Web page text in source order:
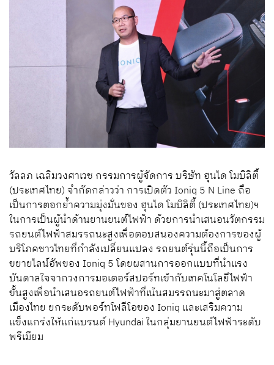
วัลลภ เฉลิมวงศาเวช กรรมการผู้จัดการ บริษัท ฮุนได โมบิลิตี้
(ประเทศไทย) จำกัดกล่าวว่า การเปิดตัว Ioniq 5 N Line ถือ
เป็นการตอกย้ำความมุ่งมั่นของ ฮุนได โมบิลิตี้ (ประเทศไทย)ฯ
ในการเป็นผู้นำด้านยานยนต์ไฟฟ้า ด้วยการนำเสนอนวัตกรรม
รถยนต์ไฟฟ้าสมรรถนะสูงเพื่อตอบสนองความต้องการของผู้
บริโภคชาวไทยที่กำลังเปลี่ยนแปลง รถยนต์รุ่นนี้ถือเป็นการ
ขยายไลน์อัพของ Ioniq 5 โดยผสานการออกแบบที่นำแรง
บันดาลใจจากวงการมอเตอร์สปอร์ทเข้ากับเทคโนโลยีไฟฟ้า
ขั้นสูงเพื่อนำเสนอรถยนต์ไฟฟ้าที่เน้นสมรรถนะมาสู่ตลาด
เมืองไทย ยกระดับพอร์ทโฟลีโอของ Ioniq และเสริมความ
แข็งแกร่งให้แก่แบรนด์ Hyundai ในกลุ่มยานยนต์ไฟฟ้าระดับ
พรีเมียม